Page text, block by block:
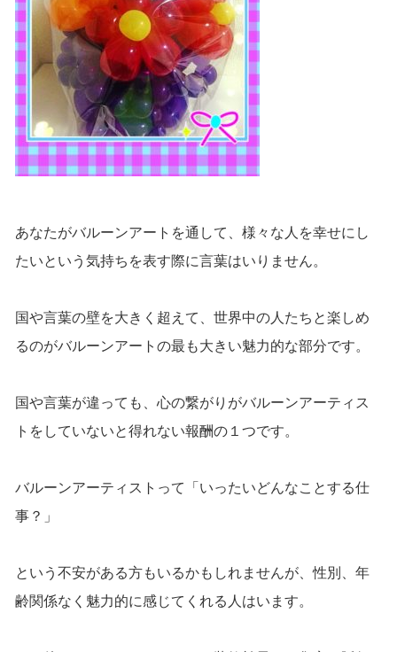
あなたがバルーンアートを通して、様々な人を幸せにし
たいという気持ちを表す際に言葉はいりません。
国や言葉の壁を大きく超えて、世界中の人たちと楽しめ
るのがバルーンアートの最も大きい魅力的な部分です。
国や言葉が違っても、心の繋がりがバルーンアーティス
トをしていないと得れない報酬の１つです。
バルーンアーティストって「いったいどんなことする仕
事？」
という不安がある方もいるかもしれませんが、性別、年
齢関係なく魅力的に感じてくれる人はいます。